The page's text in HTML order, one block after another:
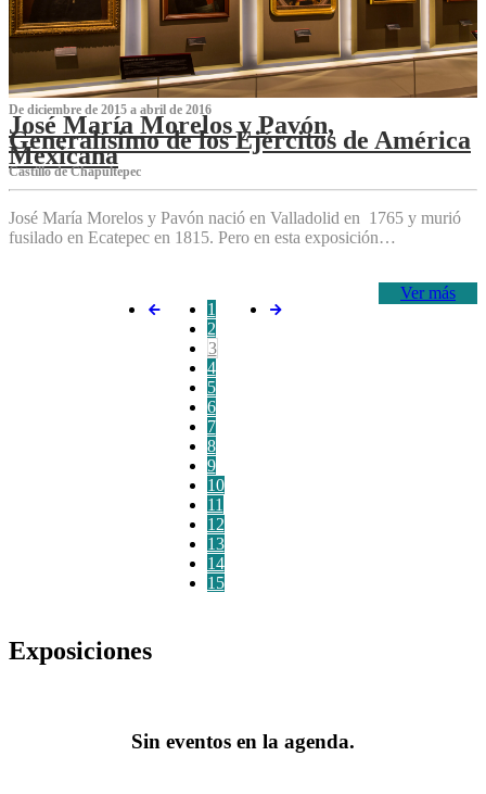
De diciembre de 2015 a abril de 2016
José María Morelos y Pavón,
Generalísimo de los Ejércitos de América
Mexicana
C‌astillo de Chapultepec
José María Morelos y Pavón nació en Valladolid en 1765 y murió
fusilado en Ecatepec en 1815. Pero en esta exposición…
Ver más
1
2
3
4
5
6
7
8
9
10
11
12
13
14
15
Exposiciones
Sin eventos en la agenda.